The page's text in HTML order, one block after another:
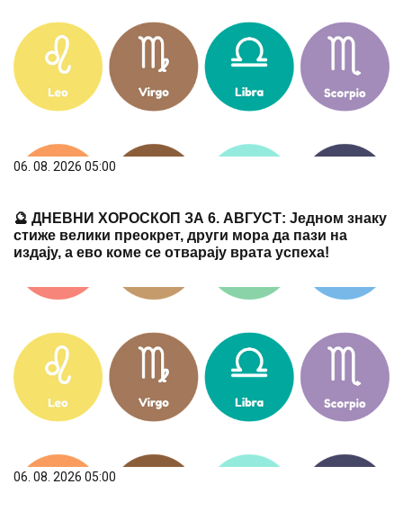
06. 08. 2026 05:00
🔮 ДНЕВНИ ХОРОСКОП ЗА 6. АВГУСТ: Једном знаку
стиже велики преокрет, други мора да пази на
издају, а ево коме се отварају врата успеха!
06. 08. 2026 05:00